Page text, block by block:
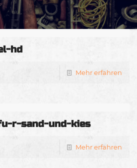
hd
Mehr erfahren
r-sand-und-kies
Mehr erfahren